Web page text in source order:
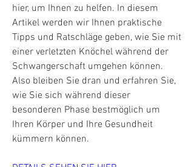
hier, um Ihnen zu helfen. In diesem
Artikel werden wir Ihnen praktische
Tipps und Ratschläge geben, wie Sie mit
einer verletzten Knöchel während der
Schwangerschaft umgehen können.
Also bleiben Sie dran und erfahren Sie,
wie Sie sich während dieser
besonderen Phase bestmöglich um
Ihren Körper und Ihre Gesundheit
kümmern können.